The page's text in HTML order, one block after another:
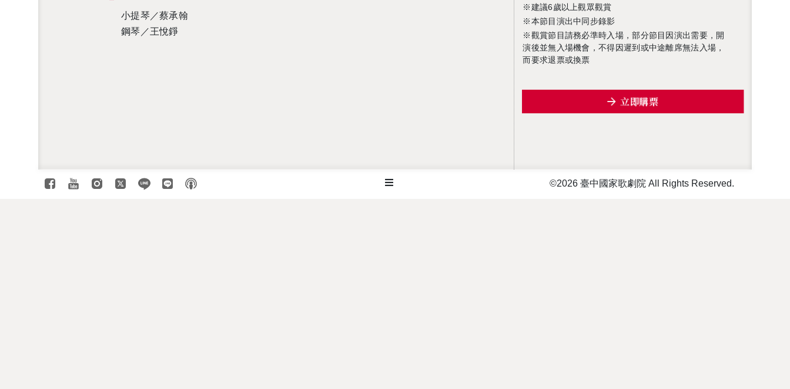
小提琴／蔡承翰
鋼琴／王悅錚
※建議6歲以上觀眾觀賞
※本節目演出中同步錄影
※觀賞節目請務必準時入場，部分節目因演出需要，開
演後並無入場機會，不得因遲到或中途離席無法入場，
而要求退票或換票
立即購票
©2026 臺中國家歌劇院 All Rights Reserved.